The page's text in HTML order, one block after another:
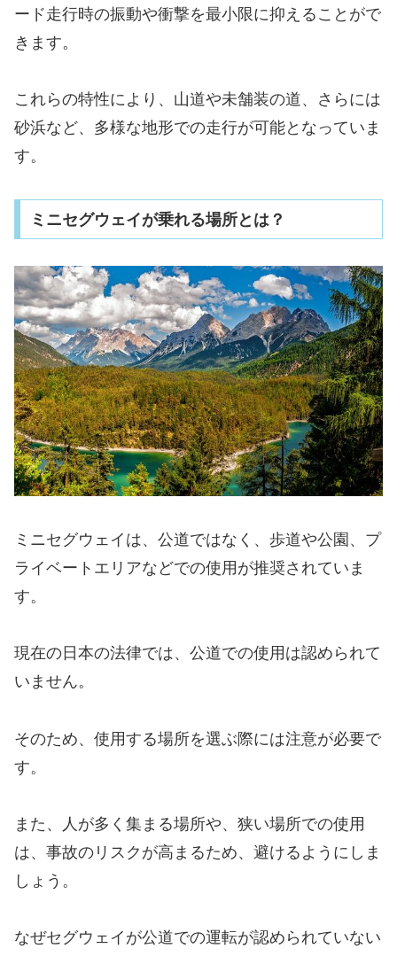
ード走行時の振動や衝撃を最小限に抑えることがで
きます。
これらの特性により、山道や未舗装の道、さらには
砂浜など、多様な地形での走行が可能となっていま
す。
ミニセグウェイが乗れる場所とは？
ミニセグウェイは、公道ではなく、歩道や公園、プ
ライベートエリアなどでの使用が推奨されていま
す。
現在の日本の法律では、公道での使用は認められて
いません。
そのため、使用する場所を選ぶ際には注意が必要で
す。
また、人が多く集まる場所や、狭い場所での使用
は、事故のリスクが高まるため、避けるようにしま
しょう。
なぜセグウェイが公道での運転が認められていない